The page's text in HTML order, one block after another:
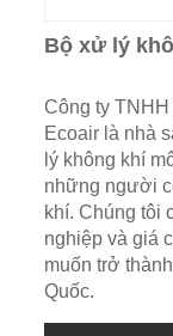
Bộ xử lý
Công ty
Ecoair là nhà
lý không khí
những người
khí. Chúng tôi
nghiệp và giá
muốn trở
Quốc.